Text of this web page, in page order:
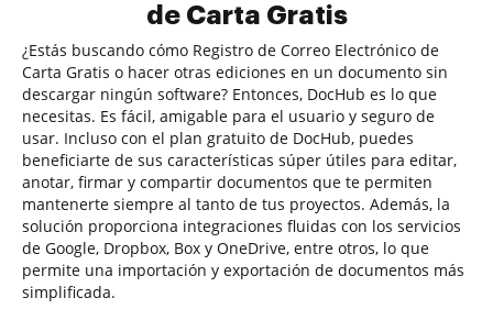
de Carta Gratis
¿Estás buscando cómo Registro de Correo Electrónico de
Carta Gratis o hacer otras ediciones en un documento sin
descargar ningún software? Entonces, DocHub es lo que
necesitas. Es fácil, amigable para el usuario y seguro de
usar. Incluso con el plan gratuito de DocHub, puedes
beneficiarte de sus características súper útiles para editar,
anotar, firmar y compartir documentos que te permiten
mantenerte siempre al tanto de tus proyectos. Además, la
solución proporciona integraciones fluidas con los servicios
de Google, Dropbox, Box y OneDrive, entre otros, lo que
permite una importación y exportación de documentos más
simplificada.